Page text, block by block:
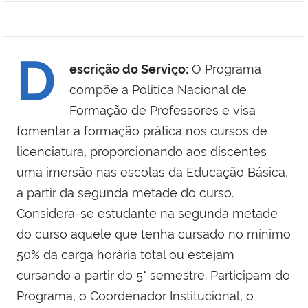
D escrição do Serviço: O Programa
compõe a Política Nacional de
Formação de Professores e visa
fomentar a formação prática nos cursos de
licenciatura, proporcionando aos discentes
uma imersão nas escolas da Educação Básica,
a partir da segunda metade do curso.
Considera-se estudante na segunda metade
do curso aquele que tenha cursado no mínimo
50% da carga horária total ou estejam
cursando a partir do 5° semestre. Participam do
Programa, o Coordenador Institucional, o